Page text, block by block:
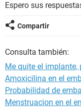
GLOSARIO
Espero sus
Compartir
Consulta también:
Me quite el implante,
Amoxicilina en el
Probabilidad de
Menstruacion en el